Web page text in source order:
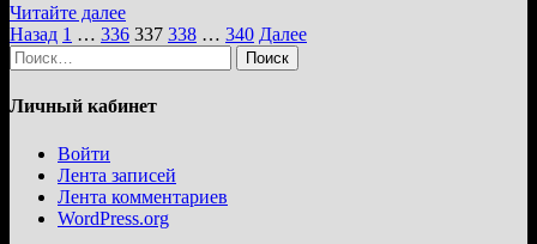
В
Свердловской
области
видели
Снежного
человека
Читайте далее
Пагинация
записей
Назад 1 … 336 337 338 … 340 Далее
Найти:
Личный кабинет
Войти
Лента записей
Лента комментариев
WordPress.org